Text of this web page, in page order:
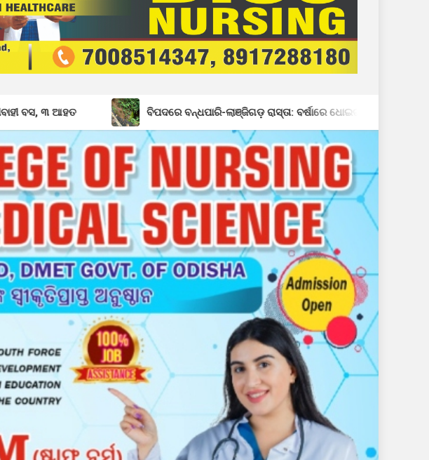
ବିପଦରେ ବନ୍ଧପାରି-ଲାଞ୍ଜିଗଡ଼ ରାସ୍ତା: ବର୍ଷାରେ ଧୋଇଗଲା ରାସ୍ତାର ପାର୍ଶ୍ୱ, ସୃଷ୍ଟି ହେଲା